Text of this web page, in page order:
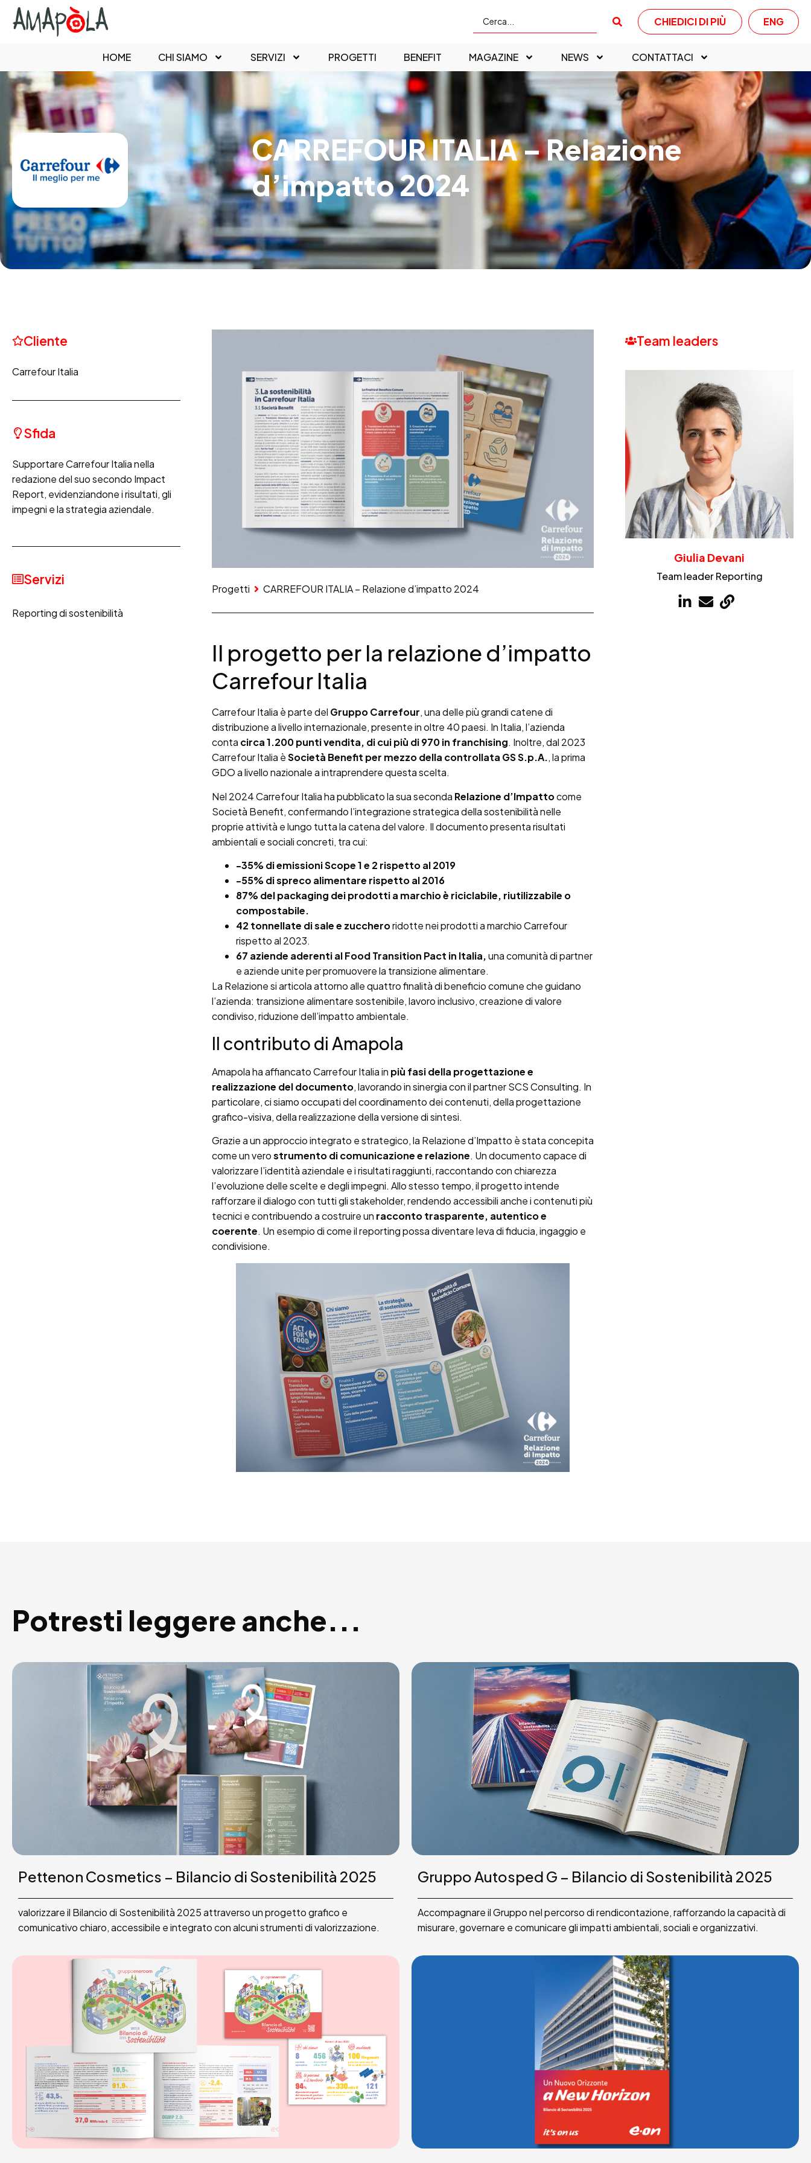
CHIEDICI DI PIÙ ENG
HOME CHI SIAMO SERVIZI PROGETTI BENEFIT MAGAZINE NEWS CONTATTACI
CARREFOUR ITALIA – Relazione
d’impatto 2024
Cliente
Carrefour Italia
Sfida
Supportare Carrefour Italia nella
redazione del suo secondo Impact
Report, evidenziandone i risultati, gli
impegni e la strategia aziendale.
Servizi
Reporting di sostenibilità
Progetti CARREFOUR ITALIA – Relazione d’impatto 2024
Il progetto per la relazione d’impatto
Carrefour Italia
Carrefour Italia è parte del Gruppo Carrefour, una delle più grandi catene di
distribuzione a livello internazionale, presente in oltre 40 paesi. In Italia, l’azienda
conta circa 1.200 punti vendita, di cui più di 970 in franchising. Inoltre, dal 2023
Carrefour Italia èSocietà Benefit per mezzo della controllata GS S.p.A., la prima
GDO a livello nazionale a intraprendere questa scelta.
Nel 2024 Carrefour Italia ha pubblicato la sua seconda Relazione d’Impattocome
Società Benefit, confermando l’integrazione strategica della sostenibilità nelle
proprie attività e lungo tutta la catena del valore. Il documento presenta risultati
ambientali e sociali concreti, tra cui:
-35% di emissioni Scope 1 e 2 rispetto al 2019
-55% di spreco alimentare rispetto al 2016
87% del packaging dei prodotti a marchio è riciclabile, riutilizzabile o
compostabile.
42 tonnellate di sale e zuccheroridotte nei prodotti a marchio Carrefour
rispetto al 2023.
67 aziende aderenti al Food Transition Pact in Italia,una comunità di partner
e aziende unite per promuovere la transizione alimentare.
La Relazione si articola attorno alle quattro finalità di beneficio comune che guidano
l’azienda: transizione alimentare sostenibile, lavoro inclusivo, creazione di valore
condiviso, riduzione dell’impatto ambientale.
Il contributo di Amapola
Amapola ha affiancato Carrefour Italia in più fasi della progettazione e
realizzazione del documento, lavorando in sinergia con il partner SCS Consulting. In
particolare, ci siamo occupati del coordinamento dei contenuti, della progettazione
grafico-visiva, della realizzazione della versione di sintesi.
Grazie a un approccio integrato e strategico, la Relazione d’Impatto è stata concepita
come un verostrumento di comunicazione e relazione. Un documento capace di
valorizzare l’identità aziendale e i risultati raggiunti, raccontando con chiarezza
l’evoluzione delle scelte e degli impegni. Allo stesso tempo, il progetto intende
rafforzare il dialogo con tutti gli stakeholder, rendendo accessibili anche i contenuti più
tecnici e contribuendo a costruire un racconto trasparente, autentico e
coerente. Un esempio di come il reporting possa diventare leva di fiducia, ingaggio e
condivisione.
Team leaders
Giulia Devani
Team leader Reporting
Potresti leggere anche...
Pettenon Cosmetics – Bilancio di Sostenibilità 2025
valorizzare il Bilancio di Sostenibilità 2025 attraverso un progetto grafico e
comunicativo chiaro, accessibile e integrato con alcuni strumenti di valorizzazione.
Gruppo Autosped G – Bilancio di Sostenibilità 2025
Accompagnare il Gruppo nel percorso di rendicontazione, rafforzando la capacità di
misurare, governare e comunicare gli impatti ambientali, sociali e organizzativi.